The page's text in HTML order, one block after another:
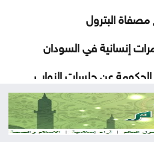
إنسانية في السودان
عن جلسات النواب
الروسي في الساحل السوري
والتفتيشات العسكرية بالقيادة